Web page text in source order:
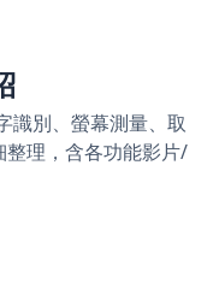
識別、螢幕測量、取
理，含各功能影片/